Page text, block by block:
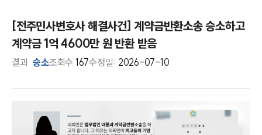
[전주민사변호사 해결사건] 계약금반환소송 승소하고
계약금 1억 4600만 원 반환 받음
결과 승소조회수 167수정일: 2026-07-10